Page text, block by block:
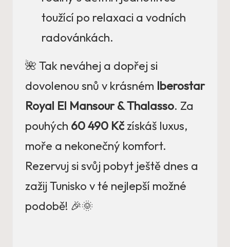
toužící po relaxaci a vodních
radovánkách.
🌺 Tak neváhej a dopřej si
dovolenou snů v krásném Iberostar
Royal El Mansour & Thalasso. Za
pouhých 60 490 Kčzískáš luxus,
moře a nekonečný komfort.
Rezervuj si svůj pobyt ještě dnes a
zažij Tunisko v té nejlepší možné
podobě! 🎉🌞